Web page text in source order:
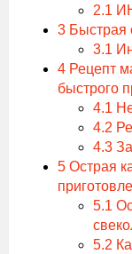
2.1
3 Быстрая
3.1
4 Рецепт
быстрого
4.1
4.2
4.3
5 Острая
5.1
5.2